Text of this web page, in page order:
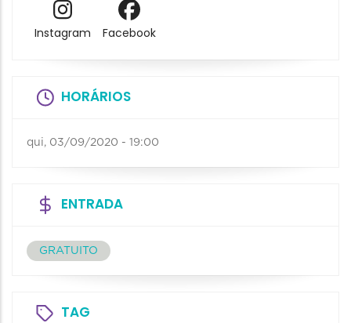
Instagram Facebook
HORÁRIOS
qui, 03/09/2020 - 19:00
ENTRADA
GRATUITO
TAG